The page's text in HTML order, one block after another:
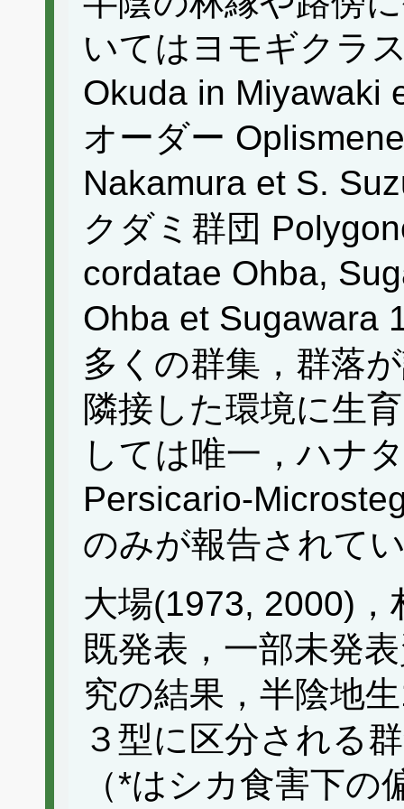
いてはヨモギクラ
Okuda in Miyawaki
オーダー
Nakamura et S.
クダミ群団
cordatae Ohba,
Ohba et Sugawara
多くの群集，群落
隣接した環境に生
しては唯一，ハナ
Persicario-
のみが報告されて
大場(1973, 2000)
既発表，一部未発
究の結果，半陰地
３型に区分される
（*はシカ食害下の